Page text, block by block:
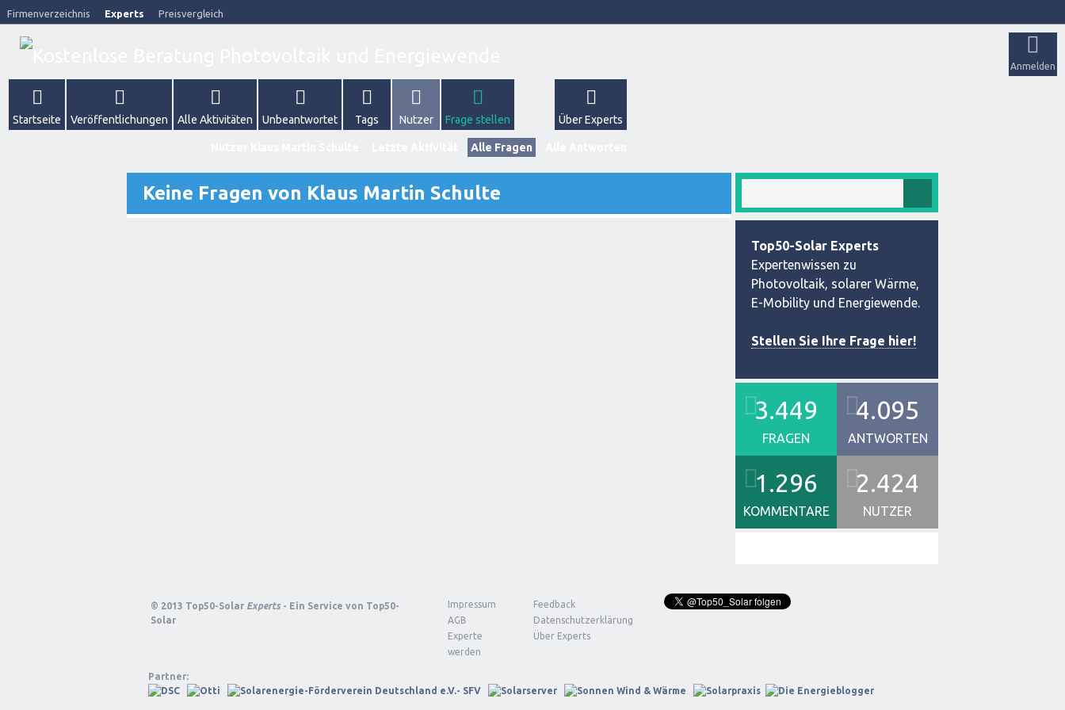
Firmenverzeichnis Experts Preisvergleich
Anmelden
Startseite Veröffentlichungen Alle Aktivitäten Unbeantwortet Tags Nutzer Frage stellen Über Experts
Alle Fragen
Keine Fragen von Klaus Martin Schulte
Top50-Solar Experts
Expertenwissen zu
Photovoltaik, solarer Wärme,
E-Mobility und Energiewende.
Stellen Sie Ihre Frage hier!
3.449
FRAGEN
4.095
ANTWORTEN
1.296
KOMMENTARE
2.424
NUTZER
© 2013 Top50-Solar Experts - Ein Service von Top50-
Solar
Impressum
Feedback
AGB
Datenschutzerklärung
Experte
werden
Über Experts
Partner: